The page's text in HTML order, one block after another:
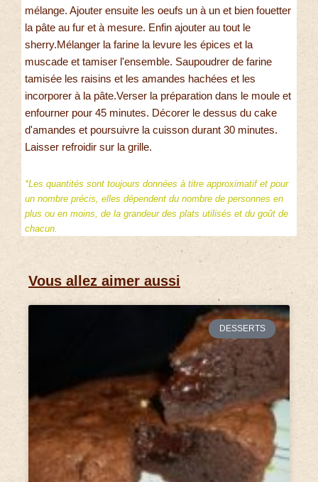
mélange. Ajouter ensuite les oeufs un à un et bien fouetter
la pâte au fur et à mesure. Enfin ajouter au tout le
sherry.Mélanger la farine la levure les épices et la
muscade et tamiser l'ensemble. Saupoudrer de farine
tamisée les raisins et les amandes hachées et les
incorporer à la pâte.Verser la préparation dans le moule et
enfourner pour 45 minutes. Décorer le dessus du cake
d'amandes et poursuivre la cuisson durant 30 minutes.
Laisser refroidir sur la grille.
*Les quantités sont toujours données à titre approximatif et pour
un nombre précis, elles dépendent du nombre de personnes en
plus ou en moins, de la grandeur des plats utilisés et du goût de
chacun.
Vous allez aimer aussi
DESSERTS